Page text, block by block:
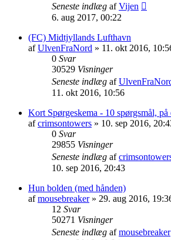
Seneste indlæg afVijen
6. aug 2017, 00:22
(FC) Midtjyllands Lufthavn
afUlvenFraNord » 11. okt 2016,
0 Svar
30529 Visninger
Seneste indlæg af
11. okt 2016, 10:56
Kort Spørgeskema - 10 spørgsmål, på
afcrimsontowers » 10. sep 2016,
0 Svar
29855 Visninger
Seneste indlæg af
10. sep 2016, 20:43
Hun bolden (med hånden)
afmousebreaker» 29. aug 2016,
12 Svar
50271 Visninger
Seneste indlæg afmousebreaker